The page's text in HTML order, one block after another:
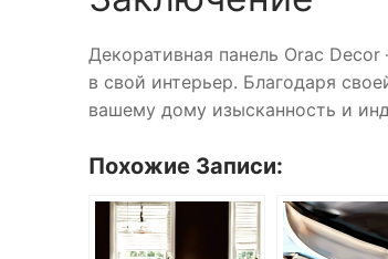
Декоративная панель Orac
в свой интерьер. Благодаря
вашему дому изысканность и
Похожие Записи: